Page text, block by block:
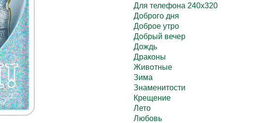
Для телефона 240х320
Доброго дня
Доброе утро
Добрый вечер
Дождь
Драконы
Животные
Зима
Знаменитости
Крещение
Лето
Любовь